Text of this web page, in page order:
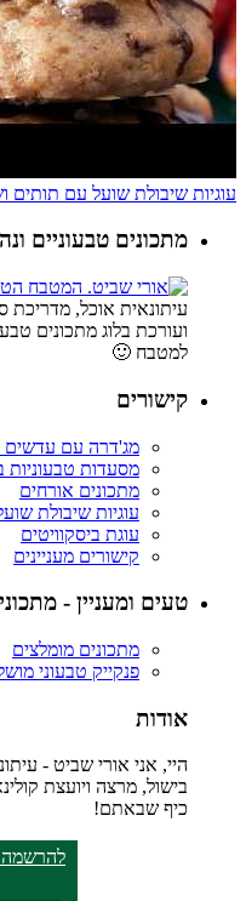
עוגיות שיבולת שועל עם תותים
מתכונים טבעוניים
עיתונאית אוכל, מדריכת
ועורכת בלוג מתכונים
למטבח 🙂
קישורים
מג'דרה עם עדשים
מסעדות טבעוניות
מתכונים אורחים
עוגיות שיבולת
עוגת ביסקוויטים
קישורים מעניינים
טעים ומעניין -
מתכונים מומלצים
פנקייק טבעוני
אודות
היי, אני אורי שביט -
בישול, מרצה ויועצת
כיף שבאתם!
להרשמה